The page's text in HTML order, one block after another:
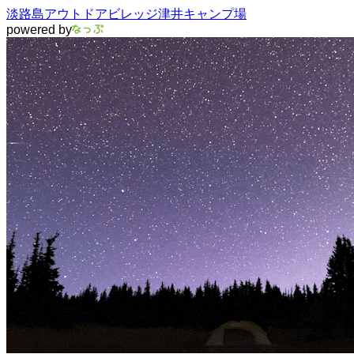
淡路島アウトドアビレッジ津井キャンプ場
powered by